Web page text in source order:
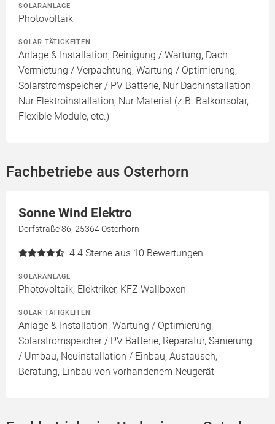
SOLARANLAGE
Photovoltaik
SOLAR TÄTIGKEITEN
Anlage & Installation, Reinigung / Wartung, Dach
Vermietung / Verpachtung, Wartung / Optimierung,
Solarstromspeicher / PV Batterie, Nur Dachinstallation,
Nur Elektroinstallation, Nur Material (z.B. Balkonsolar,
Flexible Module, etc.)
Fachbetriebe aus Osterhorn
Sonne Wind Elektro
Dorfstraße 86, 25364 Osterhorn
4.4 Sterne aus 10 Bewertungen
SOLARANLAGE
Photovoltaik, Elektriker, KFZ Wallboxen
SOLAR TÄTIGKEITEN
Anlage & Installation, Wartung / Optimierung,
Solarstromspeicher / PV Batterie, Reparatur, Sanierung
/ Umbau, Neuinstallation / Einbau, Austausch,
Beratung, Einbau von vorhandenem Neugerät